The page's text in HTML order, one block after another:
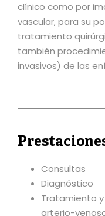
clínico como por
vascular, para su
tratamiento
también
invasivos) de las
Consultas
Diagnóstico
Tratamiento
arterio-